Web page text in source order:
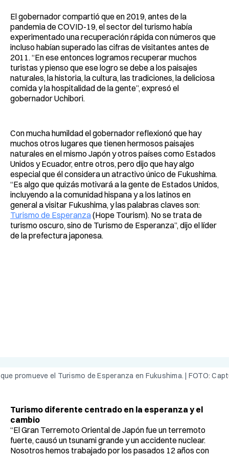
El gobernador compartió que en 2019, antes de la
pandemia de COVID-19, el sector del turismo había
experimentado una recuperación rápida con números que
incluso habían superado las cifras de visitantes antes de
2011. “En ese entonces logramos recuperar muchos
turistas y pienso que ese logro se debe a los paisajes
naturales, la historia, la cultura, las tradiciones, la deliciosa
comida y la hospitalidad de la gente”, expresó el
gobernador Uchibori.
Con mucha humildad el gobernador reflexionó que hay
muchos otros lugares que tienen hermosos paisajes
naturales en el mismo Japón y otros países como Estados
Unidos y Ecuador, entre otros, pero dijo que hay algo
especial que él considera un atractivo único de Fukushima.
“Es algo que quizás motivará a la gente de Estados Unidos,
incluyendo a la comunidad hispana y a los latinos en
general a visitar Fukushima, y las palabras claves son:
Turismo de Esperanza(Hope Tourism). No se trata de
turismo oscuro, sino de Turismo de Esperanza”, dijo el líder
de la prefectura japonesa.
promueve el Turismo de Esperanza en Fukushima. | FOTO:
Turismo diferente centrado en la esperanza y el
cambio
“El Gran Terremoto Oriental de Japón fue un terremoto
fuerte, causó un tsunami grande y un accidente nuclear.
Nosotros hemos trabajado por los pasados 12 años con